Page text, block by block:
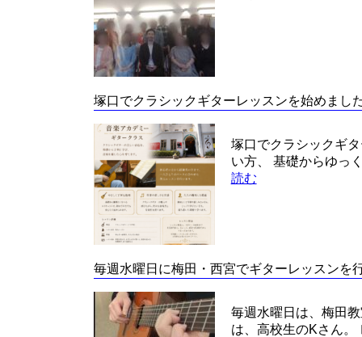
塚口でクラシックギターレッスンを始めまし
塚口でクラシックギ
い方、 基礎からゆっ
読む
毎週水曜日に梅田・西宮でギターレッスンを
毎週水曜日は、梅田
は、高校生のKさん。